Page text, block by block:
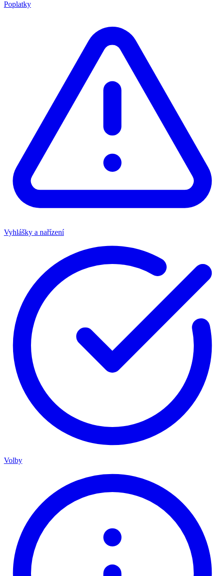
Poplatky
Vyhlášky a nařízení
Volby